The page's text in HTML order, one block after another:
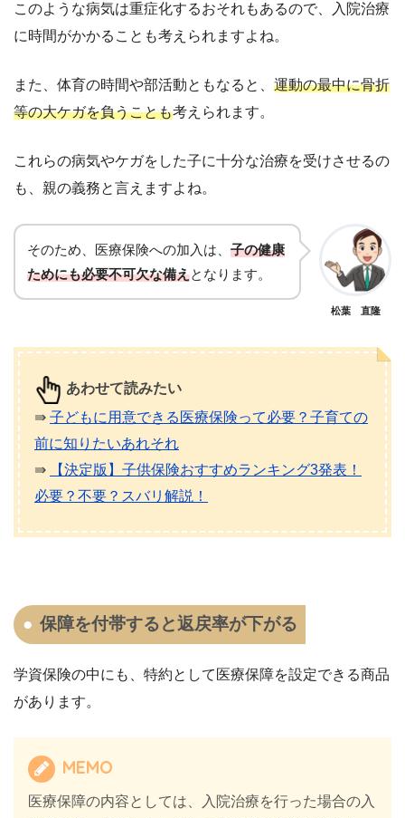
このような病気は重症化するおそれもあるので、入院治療
に時間がかかることも考えられますよね。
また、体育の時間や部活動ともなると、 運動の最中に骨折
等の大ケガを負うことも考えられます。
これらの病気やケガをした子に十分な治療を受けさせるの
も、親の義務と言えますよね。
そのため、医療保険への加入は、 子の健康
ためにも必要不可欠な備えとなります。
松葉 直隆
あわせて読みたい
⇛ 子どもに用意できる医療保険って必要？子育ての
前に知りたいあれそれ
⇛
【決定版】子供保険おすすめランキング3発表！
必要？不要？スバリ解説！
保障を付帯すると返戻率が下がる
学資保険の中にも、特約として医療保障を設定できる商品
があります。
MEMO
医療保障の内容としては、入院治療を行った場合の入